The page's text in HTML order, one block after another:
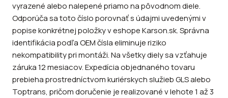
vyrazené alebo nalepené priamo na pôvodnom diele.
Odporúča sa toto číslo porovnať s údajmi uvedenými v
popise konkrétnej položky v eshope Karson.sk. Správna
identifikácia podľa OEM čísla eliminuje riziko
nekompatibility pri montáži. Na všetky diely sa vzťahuje
záruka 12 mesiacov. Expedícia objednaného tovaru
prebieha prostredníctvom kuriérskych služieb GLS alebo
Toptrans, pričom doručenie je realizované v lehote 1 až 3